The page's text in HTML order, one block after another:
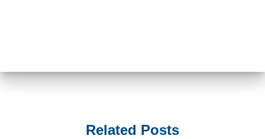
Related Posts